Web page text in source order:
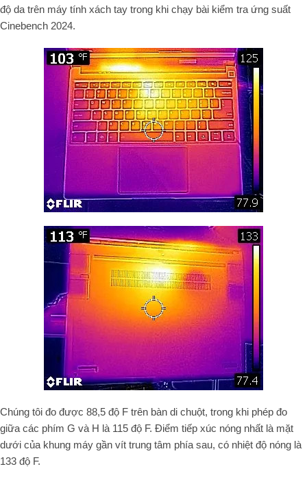
độ da trên máy tính xách tay trong khi chạy bài kiểm tra ứng suất
Cinebench 2024.
Chúng tôi đo được 88,5 độ F trên bàn di chuột, trong khi phép đo
giữa các phím G và H là 115 độ F. Điểm tiếp xúc nóng nhất là mặt
dưới của khung máy gần vít trung tâm phía sau, có nhiệt độ nóng là
133 độ F.